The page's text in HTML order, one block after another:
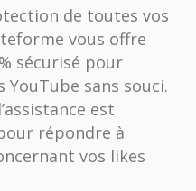
de toutes vos
vous offre
sécurisé pour
sans souci.
est
répondre à
vos likes